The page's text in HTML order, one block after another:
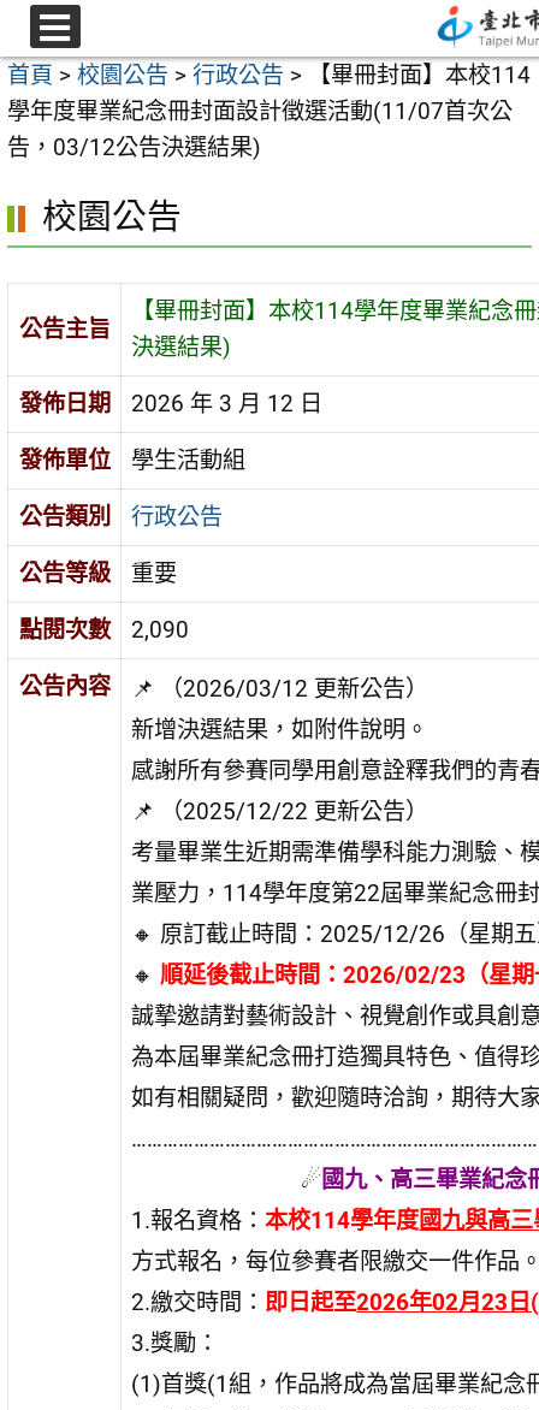
至
主
要
內
區
選
單
首頁 > 校園公告 > 行政公告 >
【畢冊封面】本校114
學年度畢業紀念冊封面設計徵選活動(11/07首次公
告，03/12公告決選結果)
校園公告
公告主旨
【畢冊封面】本校114學年度畢業紀
決選結果)
發佈日期 2026 年 3 月 12 日
發佈單位 學生活動組
公告類別 行政公告
公告等級 重要
點閱次數 2,090
公告內容
📌 （2026/03/12 更新公告）
新增決選結果，如附件說明。
感謝所有參賽同學用創意詮釋我們的青
📌 （2025/12/22 更新公告）
考量畢業生近期需準備學科能力測驗、
業壓力，114學年度第22屆畢業紀念冊
🔸 原訂截止時間：2025/12/26（星期
🔸順延後截止時間：2026/02/23（星
誠摯邀請對藝術設計、視覺創作或具創
為本屆畢業紀念冊打造獨具特色、值得
如有相關疑問，歡迎隨時洽詢，期待大
☄國九、高三畢業紀念
1.報名資格：本校114學年度國九與高
方式報名，每位參賽者限繳交一件作品
2.繳交時間： 即日起至2026年02月23日
3.獎勵：
(1)首獎(1組，作品將成為當屆畢業紀